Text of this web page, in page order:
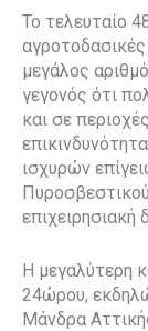
Το τελευταίο
μεγάλος
γεγονός ότι
και σε
ισχυρών
επιχειρησιακή
Η μεγαλύτερη
24ώρου,
Μάνδρα